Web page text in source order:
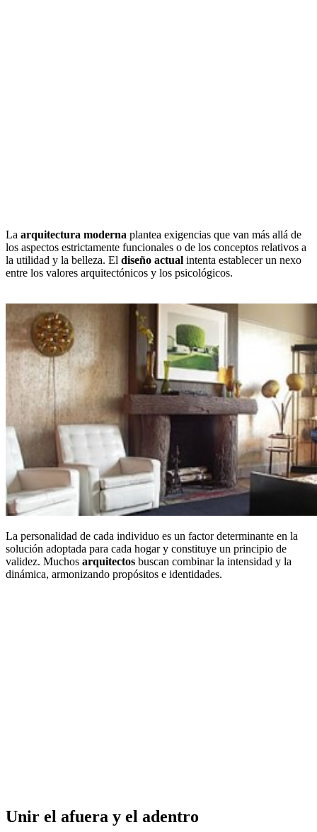
La arquitectura moderna plantea exigencias que van más allá de
los aspectos estrictamente funcionales o de los conceptos relativos a
la utilidad y la belleza. El diseño actual intenta establecer un nexo
entre los valores arquitectónicos y los psicológicos.
La personalidad de cada individuo es un factor determinante en la
solución adoptada para cada hogar y constituye un principio de
validez. Muchos arquitectos buscan combinar la intensidad y la
dinámica, armonizando propósitos e identidades.
Unir el afuera y el adentro